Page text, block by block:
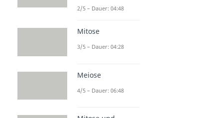
2/5 – Dauer: 04:48
Mitose
3/5 – Dauer: 04:28
Meiose
4/5 – Dauer: 06:48